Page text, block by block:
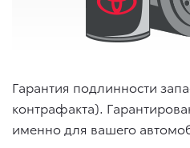
Гарантия подлинности
контрафакта).
именно для вашего